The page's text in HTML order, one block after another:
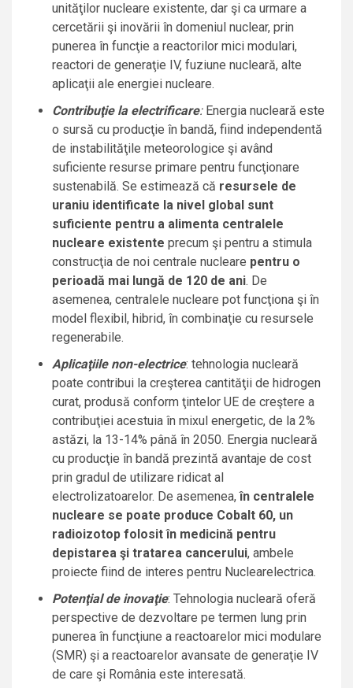
unităţilor nucleare existente, dar şi ca urmare a
cercetării şi inovării în domeniul nuclear, prin
punerea în funcţie a reactorilor mici modulari,
reactori de generaţie IV, fuziune nucleară, alte
aplicaţii ale energiei nucleare.
Contribuţie la electrificare:Energia nucleară este
o sursă cu producţie în bandă, fiind independentă
de instabilităţile meteorologice şi având
suficiente resurse primare pentru funcţionare
sustenabilă. Se estimează că resursele de
uraniu identificate la nivel global sunt
suficiente pentru a alimenta centralele
nucleare existente precum şi pentru a stimula
construcţia de noi centrale nucleare pentru o
perioadă mai lungă de 120 de ani. De
asemenea, centralele nucleare pot funcţiona şi în
model flexibil, hibrid, în combinaţie cu resursele
regenerabile.
Aplicaţiile non-electrice: tehnologia nucleară
poate contribui la creşterea cantităţii de hidrogen
curat, produsă conform ţintelor UE de creştere a
contribuţiei acestuia în mixul energetic, de la 2%
astăzi, la 13-14% până în 2050. Energia nucleară
cu producţie în bandă prezintă avantaje de cost
prin gradul de utilizare ridicat al
electrolizatoarelor. De asemenea,în centralele
nucleare se poate produce Cobalt 60, un
radioizotop folosit în medicină pentru
depistarea şi tratarea cancerului, ambele
proiecte fiind de interes pentru Nuclearelectrica.
Potenţial de inovaţie: Tehnologia nucleară oferă
perspective de dezvoltare pe termen lung prin
punerea în funcţiune a reactoarelor mici modulare
(SMR) şi a reactoarelor avansate de generaţie IV
de care şi România este interesată.